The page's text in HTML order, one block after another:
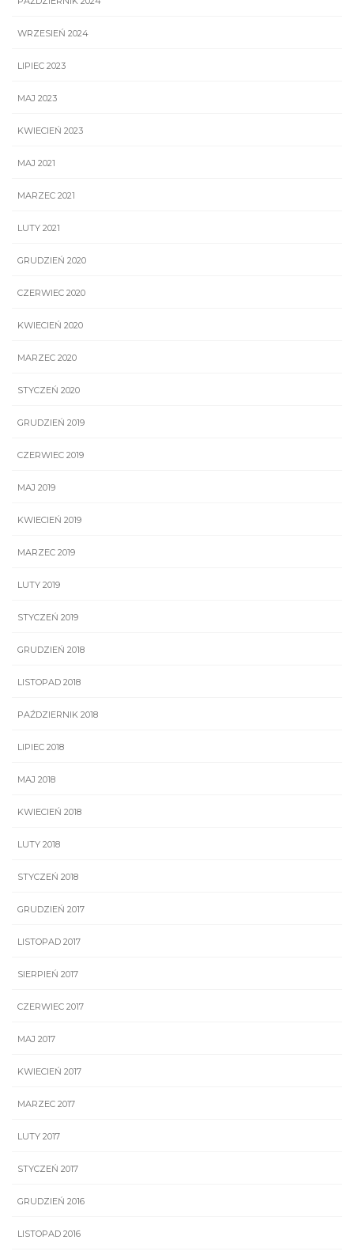
WRZESIEŃ 2024
LIPIEC 2023
MAJ 2023
KWIECIEŃ 2023
MAJ 2021
MARZEC 2021
LUTY 2021
GRUDZIEŃ 2020
CZERWIEC 2020
KWIECIEŃ 2020
MARZEC 2020
STYCZEŃ 2020
GRUDZIEŃ 2019
CZERWIEC 2019
MAJ 2019
KWIECIEŃ 2019
MARZEC 2019
LUTY 2019
STYCZEŃ 2019
GRUDZIEŃ 2018
LISTOPAD 2018
PAŹDZIERNIK 2018
LIPIEC 2018
MAJ 2018
KWIECIEŃ 2018
LUTY 2018
STYCZEŃ 2018
GRUDZIEŃ 2017
LISTOPAD 2017
SIERPIEŃ 2017
CZERWIEC 2017
MAJ 2017
KWIECIEŃ 2017
MARZEC 2017
LUTY 2017
STYCZEŃ 2017
GRUDZIEŃ 2016
LISTOPAD 2016